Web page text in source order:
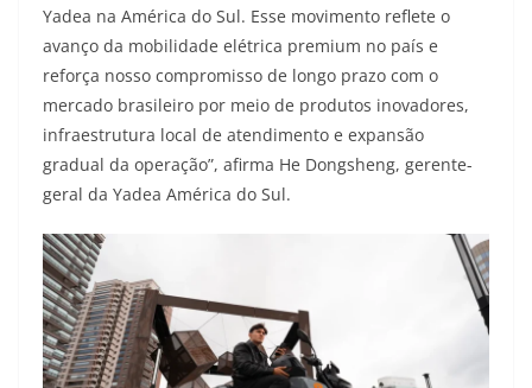
Yadea na América do Sul. Esse movimento reflete o
avanço da mobilidade elétrica premium no país e
reforça nosso compromisso de longo prazo com o
mercado brasileiro por meio de produtos inovadores,
infraestrutura local de atendimento e expansão
gradual da operação”, afirma He Dongsheng, gerente-
geral da Yadea América do Sul.